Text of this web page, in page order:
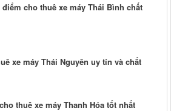
cho thuê xe máy Thái Bình chất
xe máy Thái Nguyên uy tín và chất
thuê xe máy Thanh Hóa tốt nhất